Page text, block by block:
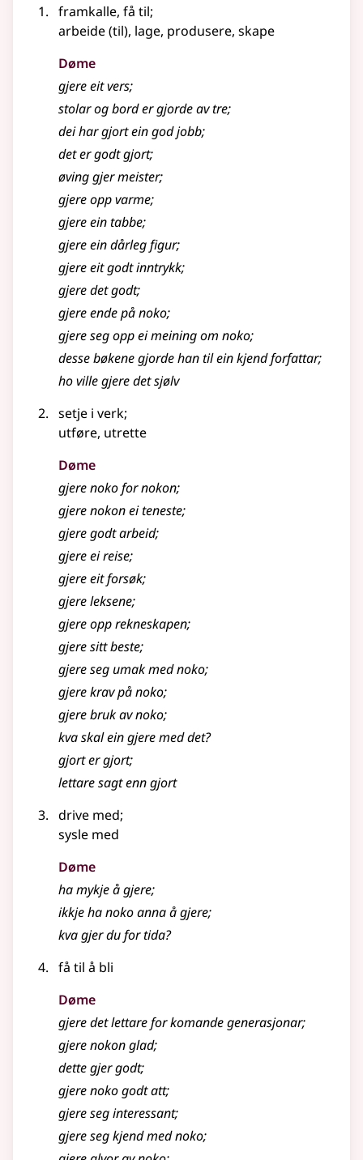
framkalle, få til;
arbeide (til), lage, produsere, skape
Døme
gjere eit vers;
stolar og bord er gjorde av tre;
dei har gjort ein god jobb;
det er godt gjort;
øving gjer meister;
gjere opp varme;
gjereein tabbe;
gjereein dårleg figur;
gjere eit godt inntrykk;
gjeredet godt;
gjereende på noko;
gjere seg opp ei meining om noko;
desse bøkene gjorde han til ein kjend forfattar;
ho ville gjere det sjølv
setje i verk;
utføre, utrette
Døme
gjerenoko for nokon;
gjere nokon ei teneste;
gjeregodt arbeid;
gjereei reise;
gjereeit forsøk;
gjere leksene;
gjereopp rekneskapen;
gjeresitt beste;
gjereseg umak med noko;
gjerekrav på noko;
gjerebruk av noko;
kva skal eingjeremed det?
gjort er gjort;
lettare sagt enn gjort
drive med;
sysle med
Døme
ha mykje ågjere;
ikkje ha noko anna å gjere;
kva gjer du for tida?
få til å bli
Døme
gjere det lettare for komande generasjonar;
gjerenokon glad;
dette gjer godt;
gjerenoko godt att;
gjereseg interessant;
gjereseg kjend med noko;